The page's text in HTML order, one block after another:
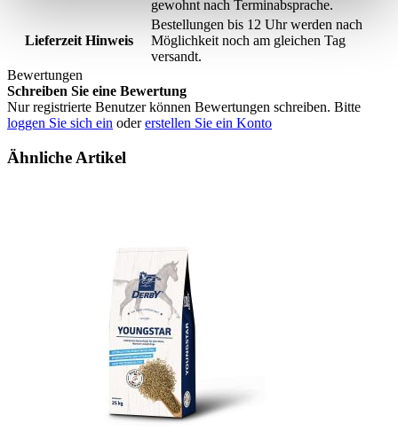
gewohnt nach Terminabsprache.
Lieferzeit Hinweis
Bestellungen bis 12 Uhr werden nach
Möglichkeit noch am gleichen Tag
versandt.
Bewertungen
Schreiben Sie eine Bewertung
Nur registrierte Benutzer können Bewertungen schreiben. Bitte
loggen Sie sich ein odererstellen Sie ein Konto
Ähnliche Artikel